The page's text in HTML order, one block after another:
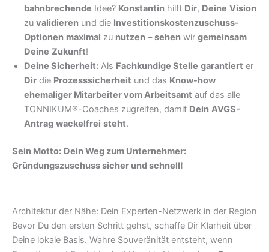
bahnbrechende Idee? Konstantin hilft Dir, Deine Vision
zu validieren und die Investitionskostenzuschuss-
Optionen maximal zu nutzen –sehen wir gemeinsam
Deine Zukunft!
Deine Sicherheit: Als Fachkundige Stelle garantiert er
Dir die Prozesssicherheit und das Know-how
ehemaliger Mitarbeiter vom Arbeitsamt auf das alle
TONNIKUM®-Coaches zugreifen, damit Dein AVGS-
Antrag wackelfrei steht.
Sein Motto: Dein Weg zum Unternehmer:
Gründungszuschuss sicher und schnell!
Architektur der Nähe: Dein Experten-Netzwerk in der Region
Bevor Du den ersten Schritt gehst, schaffe Dir Klarheit über
Deine lokale Basis. Wahre Souveränität entsteht, wenn